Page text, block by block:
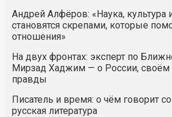
Андрей Алфёров: «Наука, культура
становятся скрепами, которые
отношения»
На двух фронтах: эксперт по
Мирзад Хаджим — о России, своём
правды
Писатель и время: о чём говорит
русская литература